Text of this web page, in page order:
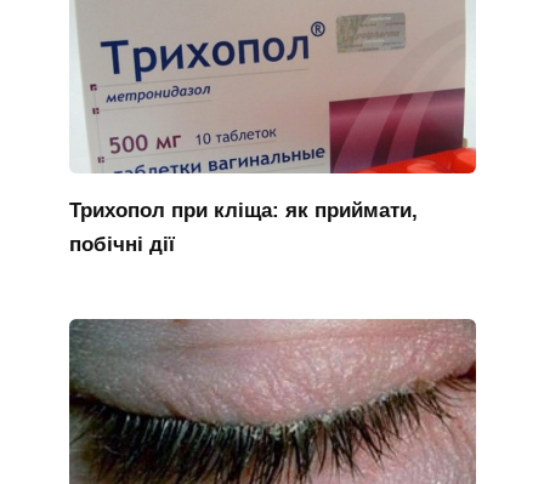
Трихопол при кліща: як приймати,
побічні дії